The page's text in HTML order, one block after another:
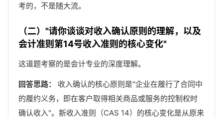
考的，不是随大流。
（二）"请你谈谈对收入确认原则的理解，以及
会计准则第14号收入准则的核心变化"
这道题考察的是会计专业的深度理解。
回答思路：
收入确认的核心原则是"企业在履行了合同中
的履约义务，即在客户取得相关商品或服务的控制权时
确认收入"。新收入准则（CAS 14）的核心变化是从原来